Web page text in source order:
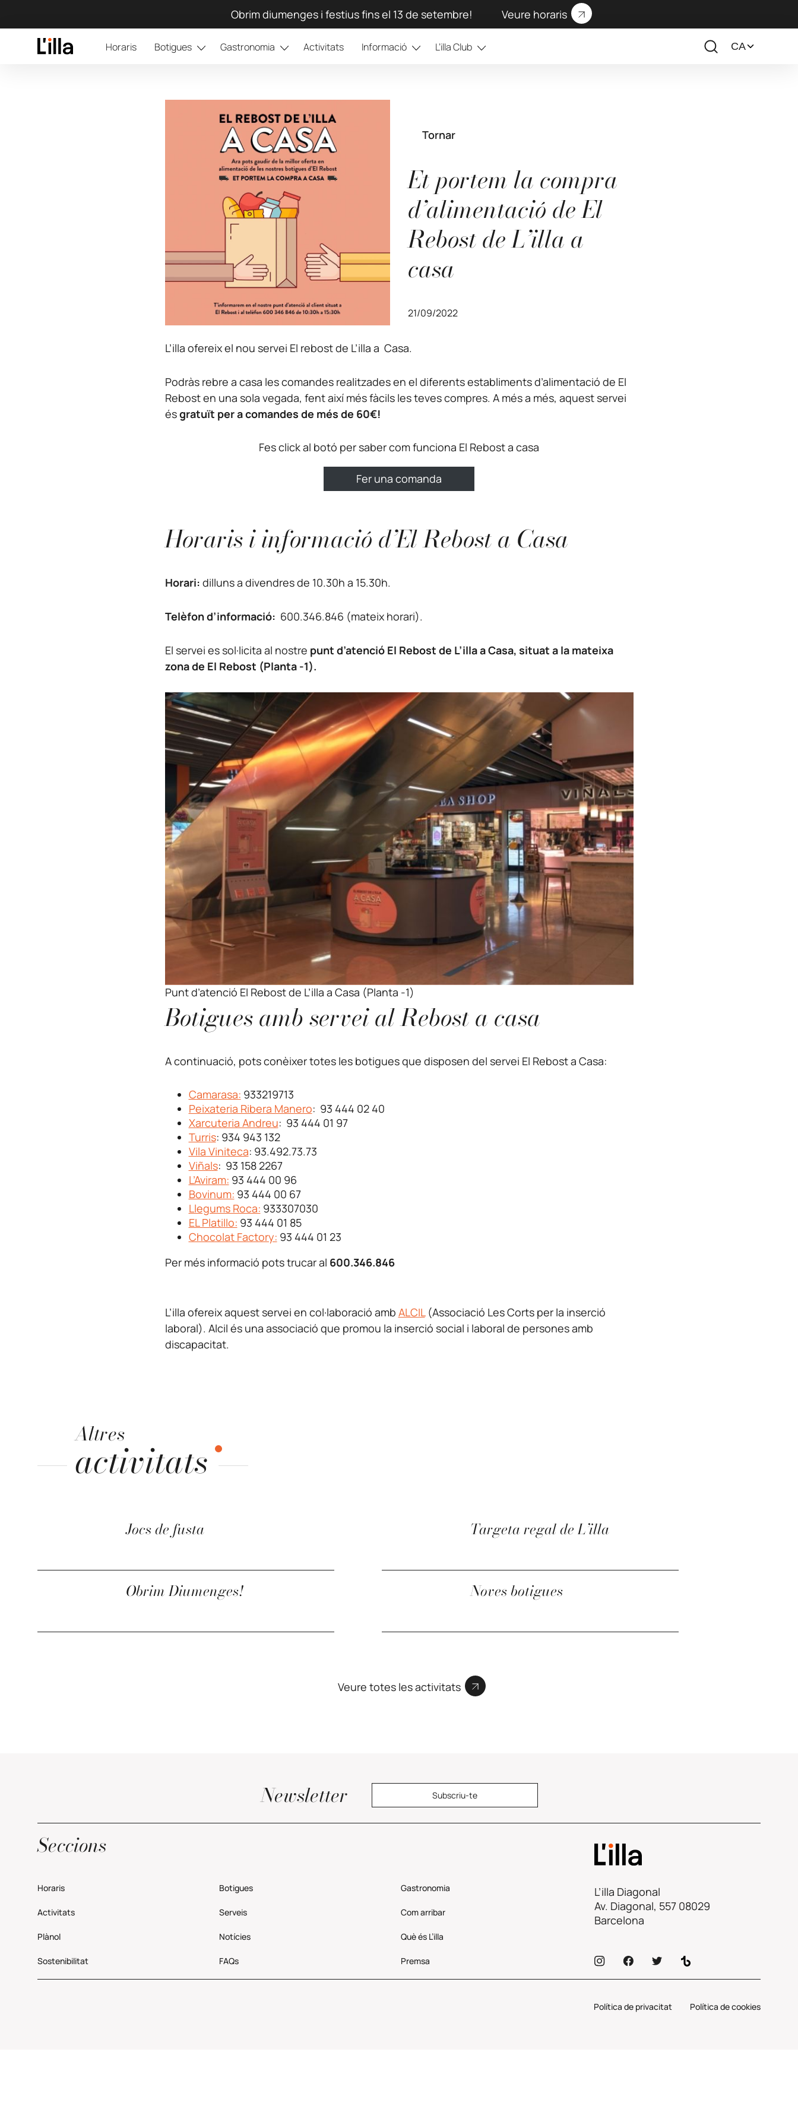
Obrim diumenges i festius fins el 13 de setembre! Veure horaris
Horaris Botigues Gastronomia Activitats Informació L’illa Club
Tornar
Et portem la compra
d’alimentació de El
Rebost de L’illa a
casa
21/09/2022
L’illa ofereix el nou servei El rebost de L’illa a Casa.
Podràs rebre a casa les comandes realitzades en el diferents establiments d’alimentació de El
Rebost en una sola vegada, fent així més fàcils les teves compres. A més a més, aquest servei
ésgratuït per a comandes de més de 60€!
Fes click al botó per saber com funciona El Rebost a casa
Fer una comanda
Horaris i informació d’El Rebost a Casa
Horari: dilluns a divendres de 10.30h a 15.30h.
Telèfon d’informació: 600.346.846 (mateix horari).
El servei es sol·licita al nostre punt d’atenció El Rebost de L’illa a Casa, situat a la mateixa
zona de El Rebost (Planta -1).
Punt d’atenció El Rebost de L’illa a Casa (Planta -1)
Botigues amb servei al Rebost a casa
A continuació, pots conèixer totes les botigues que disposen del servei El Rebost a Casa:
Camarasa: 933219713
Peixateria Ribera Manero: 93 444 02 40
Xarcuteria Andreu: 93 444 01 97
Turris: 934 943 132
Vila Viniteca: 93.492.73.73
Viñals: 93 158 2267
L’Aviram: 93 444 00 96
Bovinum: 93 444 00 67
Llegums Roca: 933307030
EL Platillo: 93 444 01 85
Chocolat Factory: 93 444 01 23
Per més informació pots trucar al 600.346.846
L’illa ofereix aquest servei en col·laboració amb ALCIL(Associació Les Corts per la inserció
laboral). Alcil és una associació que promou la inserció social i laboral de persones amb
discapacitat.
Altres
activitats
Jocs de fusta Targeta regal de L’illa
Obrim Diumenges! Noves botigues
Veure totes les activitats
Newsletter Subscriu-te
Seccions
Horaris Botigues Gastronomia
Activitats Serveis Comarribar
Plànol Notícies Què és L’illa
Sostenibilitat FAQs Premsa
L’illa Diagonal
Av. Diagonal, 557 08029
Barcelona
Política de privacitat Política de cookies